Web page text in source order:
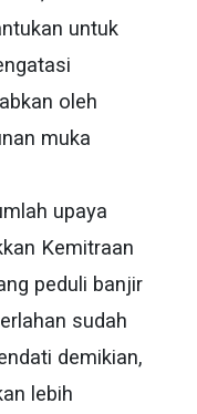
untuk
oleh
muka
upaya
Kemitraan
peduli banjir
sudah
demikian,
lebih